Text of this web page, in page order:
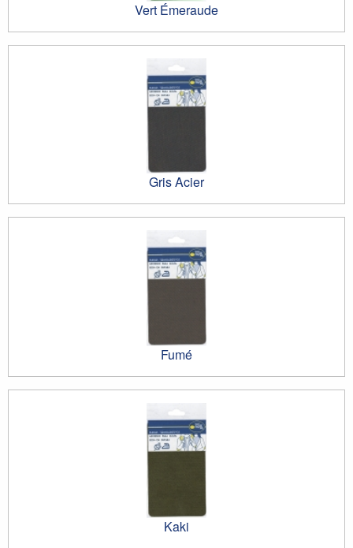
Vert Émeraude
Gris Acier
Fumé
Kaki